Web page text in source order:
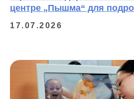
центре „Пышма“ для
17.07.2026